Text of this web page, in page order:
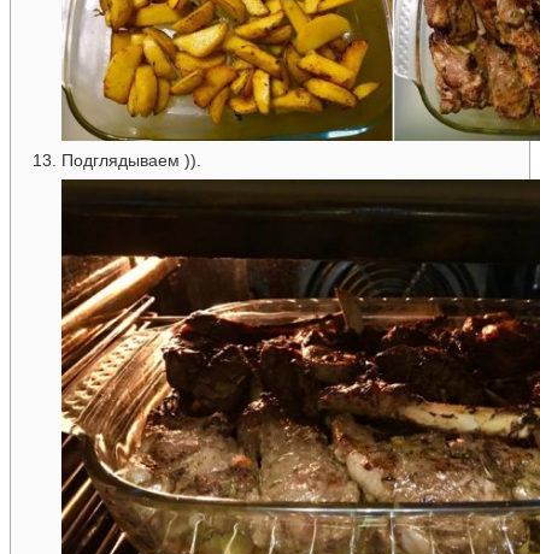
Подглядываем )).